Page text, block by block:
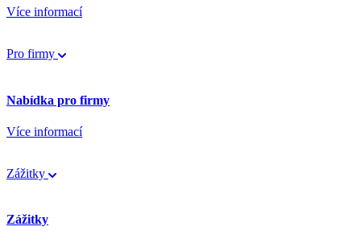
Více informací
Pro firmy
Nabídka pro firmy
Více informací
Zážitky
Zážitky